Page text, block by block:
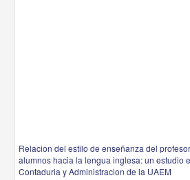
Relacion del estilo de enseñanza del
alumnos hacia la lengua inglesa: un estudio
Contaduria y Administracion de la UAEM